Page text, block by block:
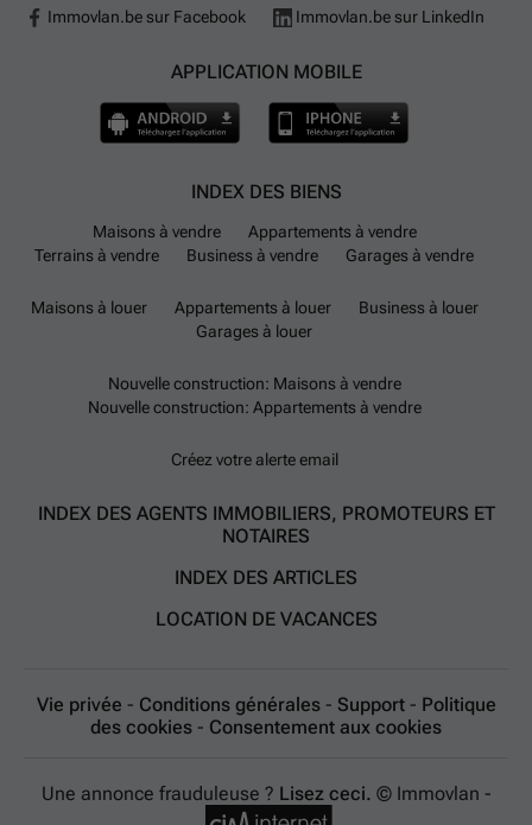
Immovlan.be sur Facebook Immovlan.be sur LinkedIn
APPLICATION MOBILE
INDEX DES BIENS
Maisons à vendre
Appartements à vendre
Terrains à vendre
Business à vendre Garages à vendre
Maisons à louer Appartements à louer
Business à louer
Garages à louer
Nouvelle construction: Maisons à vendre
Nouvelle construction: Appartements à vendre
Créez votre alerte email
INDEX DES AGENTS IMMOBILIERS, PROMOTEURS ET
NOTAIRES
INDEX DES ARTICLES
LOCATION DE VACANCES
Vie privée - Conditions générales - Support - Politique
des cookies - Consentement aux cookies
Une annonce frauduleuse ? Lisez ceci. © Immovlan -